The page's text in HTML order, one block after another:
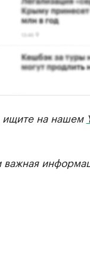
на нашем
важная